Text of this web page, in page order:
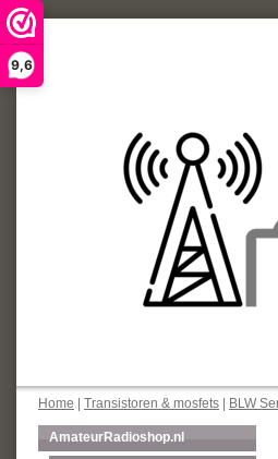
9,6
Home Transistoren & mosfets BLW
AmateurRadioshop.nl